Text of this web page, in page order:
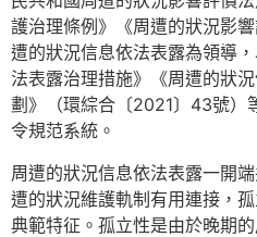
護治理條例》《周遭的狀況影
遭的狀況信息依法表露為領導
法表露治理措施》《周遭的狀
劃》（環綜合〔2021〕43號）
令規范系統。
周遭的狀況信息依法表露一開
遭的狀況維護軌制有用連接，
典範特征。孤立性是由於晚期